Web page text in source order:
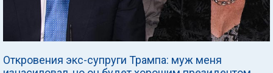
Откровения экс-супруги Трампа: муж меня